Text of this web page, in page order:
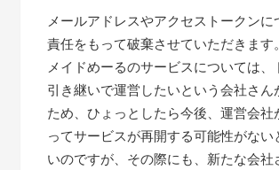
メールアドレスやアクセストークンに
責任をもって破棄させていただきます。
メイドめーるのサービスについては、
引き継いで運営したいという会社さん
ため、ひょっとしたら今後、運営会社
ってサービスが再開する可能性がない
いのですが、その際にも、新たな会社